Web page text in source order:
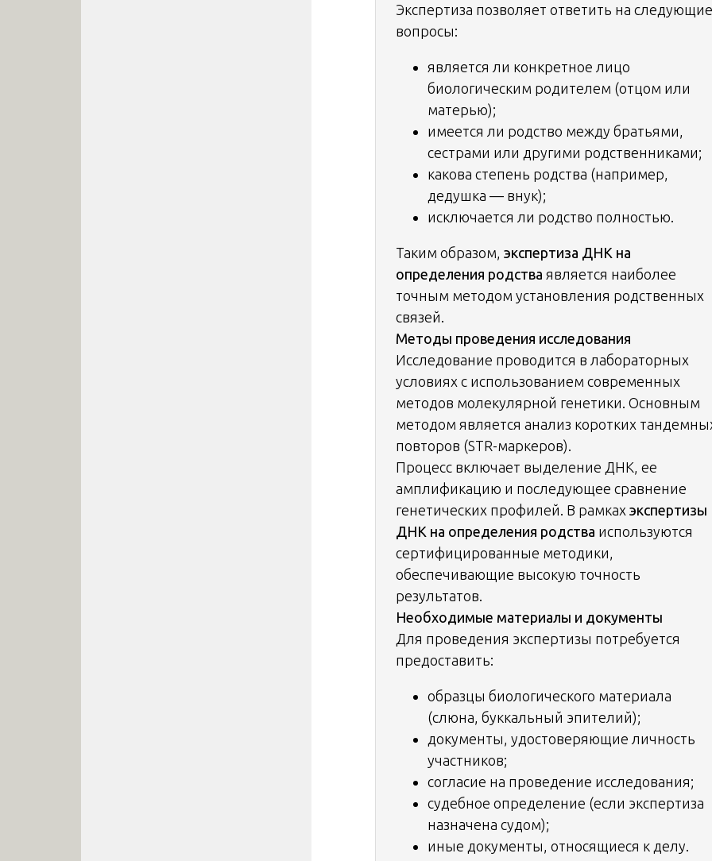
Экспертиза позволяет ответить на следующие
вопросы:
является ли конкретное лицо
биологическим родителем (отцом или
матерью);
имеется ли родство между братьями,
сестрами или другими родственниками;
какова степень родства (например,
дедушка — внук);
исключается ли родство полностью.
Таким образом, экспертиза ДНК на
определения родства является наиболее
точным методом установления родственных
связей.
Методы проведения исследования
Исследование проводится в лабораторных
условиях с использованием современных
методов молекулярной генетики. Основным
методом является анализ коротких
повторов (STR-маркеров).
Процесс включает выделение ДНК, ее
амплификацию и последующее сравнение
генетических профилей. В рамках экспертизы
ДНК на определения родства используются
сертифицированные методики,
обеспечивающие высокую точность
результатов.
Необходимые материалы и документы
Для проведения экспертизы потребуется
предоставить:
образцы биологического материала
(слюна, буккальный эпителий);
документы, удостоверяющие личность
участников;
согласие на проведение исследования;
судебное определение (если экспертиза
назначена судом);
иные документы, относящиеся к делу.